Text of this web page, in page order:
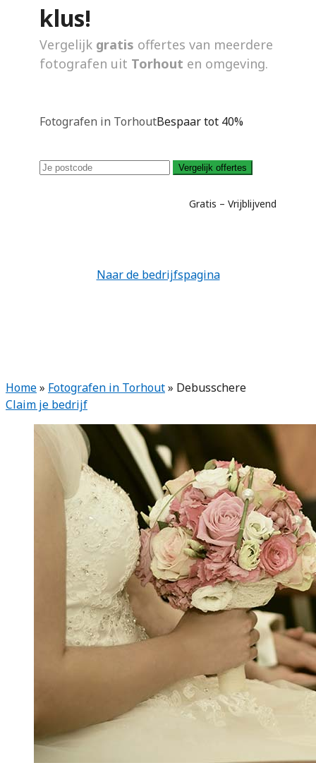
klus!
Vergelijk gratis offertes van meerdere
fotografen uit Torhout en omgeving.
Fotografen in TorhoutBespaar tot 40%
Vergelijk offertes
Gratis – Vrijblijvend
Naar de bedrijfspagina
Home» Fotografen in Torhout» Debusschere
Claim je bedrijf